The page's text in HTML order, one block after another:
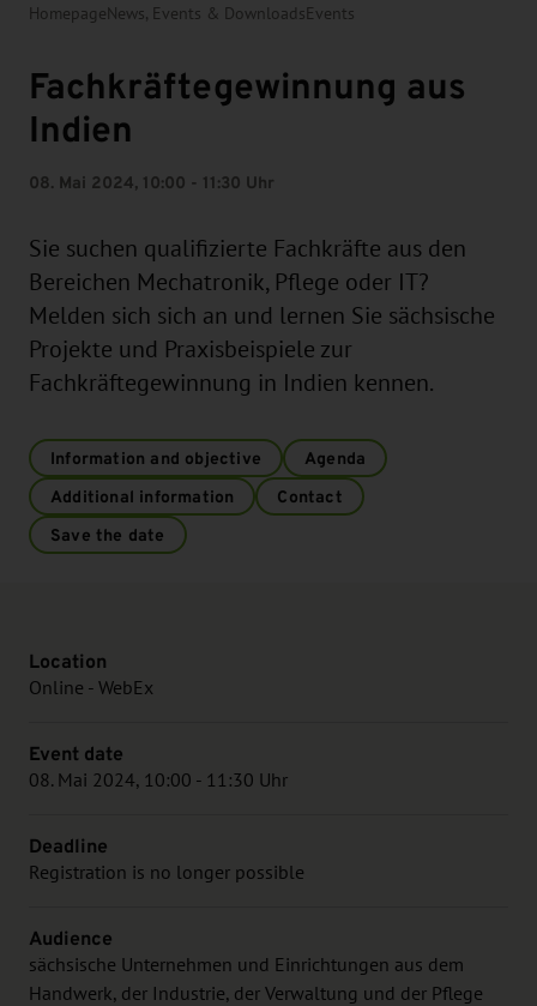
Homepage News, Events & Downloads Events
Fachkräftegewinnung aus
Indien
08. Mai 2024, 10:00 - 11:30 Uhr
Sie suchen qualifizierte Fachkräfte aus den
Bereichen Mechatronik, Pflege oder IT?
Melden sich sich an und lernen Sie sächsische
Projekte und Praxisbeispiele zur
Fachkräftegewinnung in Indien kennen.
Information and objective
Agenda
Additional information
Contact
Save the date
Location
Online - WebEx
Event date
08. Mai 2024, 10:00 - 11:30 Uhr
Deadline
Registration is no longer possible
Audience
sächsische Unternehmen und Einrichtungen aus dem
Handwerk, der Industrie, der Verwaltung und der Pflege